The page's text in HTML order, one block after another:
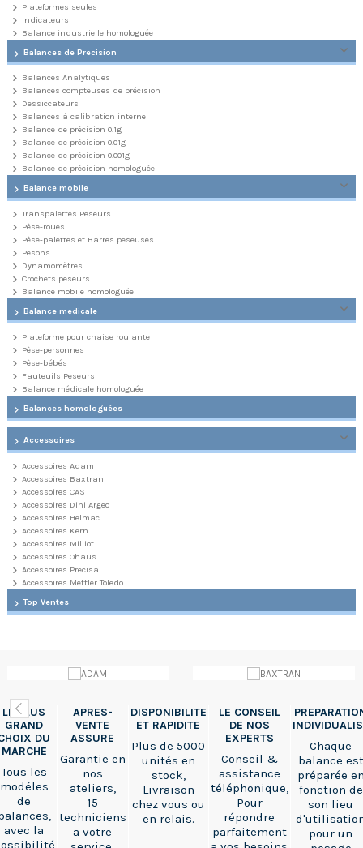
Plateformes seules
Indicateurs
Balance industrielle homologuée
Balances de Precision
Balances Analytiques
Balances compteuses de précision
Dessiccateurs
Balances à calibration interne
Balance de précision 0.1g
Balance de précision 0.01g
Balance de précision 0.001g
Balance de précision homologuée
Balance mobile
Transpalettes Peseurs
Pèse-roues
Pèse-palettes et Barres peseuses
Pesons
Dynamomètres
Crochets peseurs
Balance mobile homologuée
Balance medicale
Plateforme pour chaise roulante
Pèse-personnes
Pèse-bébés
Fauteuils Peseurs
Balance médicale homologuée
Balances homologuées
Accessoires
Accessoires Adam
Accessoires Baxtran
Accessoires CAS
Accessoires Dini Argeo
Accessoires Helmac
Accessoires Kern
Accessoires Milliot
Accessoires Ohaus
Accessoires Precisa
Accessoires Mettler Toledo
Top Ventes
LE PLUS
GRAND
DU
MARCHE
Tous les
modéles
de
avec la
APRES-
VENTE
ASSURE
Garantie en
nos
ateliers,
15
techniciens
a votre
DISPONIBILITE
ET RAPIDITE
Plus de 5000
unités en
stock,
Livraison
chez vous ou
en relais.
LE CONSEIL
DE NOS
EXPERTS
Conseil &
assistance
téléphonique,
Pour
répondre
parfaitement
Chaque
balance est
préparée
fonction de
son lieu
pour un